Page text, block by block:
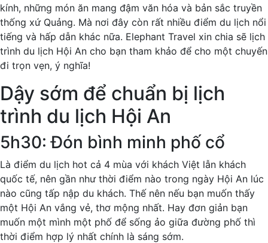
kính, những món ăn mang đậm văn hóa và bản sắc truyền
thống xứ Quảng. Mà nơi đây còn rất nhiều điểm du lịch nổi
tiếng và hấp dẫn khác nữa. Elephant Travel xin chia sẽ lịch
trình du lịch Hội An cho bạn tham khảo để cho một chuyến
đi trọn vẹn, ý nghĩa!
Dậy sớm để chuẩn bị lịch
trình du lịch Hội An
5h30: Đón bình minh phố cổ
Là điểm du lịch hot cả 4 mùa với khách Việt lẫn khách
quốc tế, nên gần như thời điểm nào trong ngày Hội An lúc
nào cũng tấp nập du khách. Thế nên nếu bạn muốn thấy
một Hội An vắng vẻ, thơ mộng nhất. Hay đơn giản bạn
muốn một mình một phố để sống ảo giữa đường phố thì
thời điểm hợp lý nhất chính là sáng sớm.